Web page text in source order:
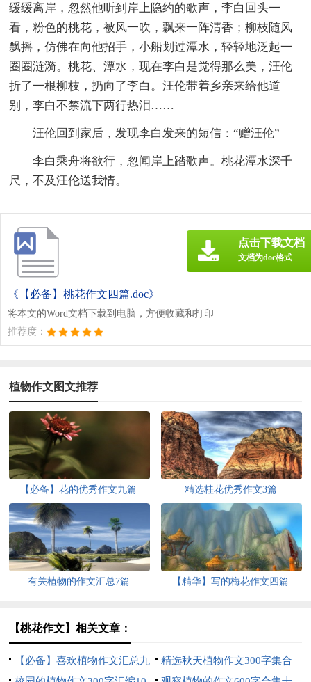
缓缓离岸，忽然他听到岸上隐约的歌声，李白回头一
看，粉色的桃花，被风一吹，飘来一阵清香；柳枝随风
飘摇，仿佛在向他招手，小船划过潭水，轻轻地泛起一
圈圈涟漪。桃花、潭水，现在李白是觉得那么美，汪伦
折了一根柳枝，扔向了李白。汪伦带着乡亲来给他道
别，李白不禁流下两行热泪……
汪伦回到家后，发现李白发来的短信：“赠汪伦”
李白乘舟将欲行，忽闻岸上踏歌声。桃花潭水深千
尺，不及汪伦送我情。
《【必备】桃花作文四篇.doc》
将本文的Word文档下载到电脑，方便收藏和打印
推荐度：
点击下载文档
文档为doc格式
植物作文图文推荐
【必备】花的优秀作文九篇 精选桂花优秀作文3篇
有关植物的作文汇总7篇 【精华】写的梅花作文四篇
【桃花作文】相关文章：
【必备】喜欢植物作文汇总九
精选秋天植物作文300字集合